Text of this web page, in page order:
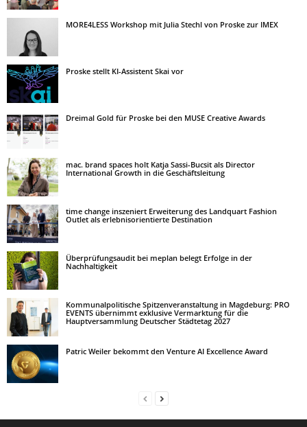
MORE4LESS Workshop mit Julia Stechl von Proske zur IMEX
Proske stellt KI-Assistent Skai vor
Dreimal Gold für Proske bei den MUSE Creative Awards
mac. brand spaces holt Katja Sassi-Bucsit als Director
International Growth in die Geschäftsleitung
time change inszeniert Erweiterung des Landquart Fashion
Outlet als erlebnisorientierte Destination
Überprüfungsaudit bei meplan belegt Erfolge in der
Nachhaltigkeit
Kommunalpolitische Spitzenveranstaltung in Magdeburg: PRO
EVENTS übernimmt exklusive Vermarktung für die
Hauptversammlung Deutscher Städtetag 2027
Patric Weiler bekommt den Venture AI Excellence Award